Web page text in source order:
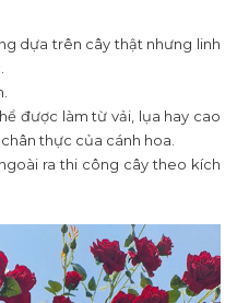
dựa trên cây thật nhưng linh
được làm từ vải, lụa hay cao
thực của cánh hoa.
ra thi công cây theo kích